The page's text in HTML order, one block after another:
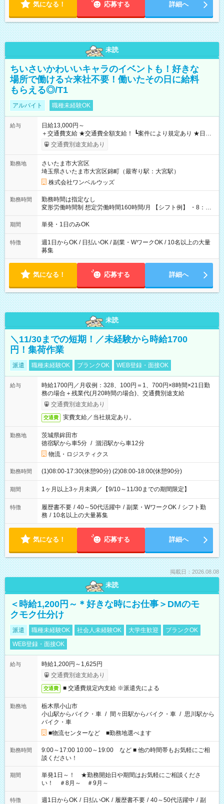
気になる！ 応募する 詳細へ
未読
ちいさいかわいいキャラのイベントも！好きな
場所で働ける☆来社不要！働いたその日に給料
もらえる◎/T1
アルバイト 職種未経験OK
給与
日給13,000円～
＋交通費支給 ★交通費全額支給！ ┗案件により規定あり ★日払
いOK！（規定あり） ┗働いたその日に現金GET♪ お仕事後はコ
ンビニATMから 日払い分を引き落とせます！ 【試用期間】試
交通費別途支給あり
勤務地
さいたま市大宮区
埼玉県さいたま市大宮区錦町（最寄り駅：大宮駅）
株式会社ワンベルウッズ
勤務時間
勤務時間は指定なし
変形労働時間制 想定労働時間160時間/月 【シフト例】 ・8：00
～21：00
期間 単発・1日のみOK
特徴
週1日からOK / 日払いOK / 副業・WワークOK / 10名以上の大量
募集
気になる！ 応募する 詳細へ
未読
＼11/30までの短期！／未経験から時給1700
円！集荷作業
派遣 職種未経験OK ブランクOK WEB登録・面接OK
給与
時給1700円／月収例：328、100円＝1、700円×8時間×21日勤
務の場合＋残業代(月20時間の場合)、交通費別途支給
交通費別途支給あり
交通費 実費支給／当社規定あり。
勤務地
茨城県鉾田市
徳宿駅から車5分 / 涸沼駅から車12分
物流・ロジスティクス
勤務時間 (1)08:00-17:30(休憩90分) (2)08:00-18:00(休憩90分)
期間 1ヶ月以上3ヶ月未満／【9/10～11/30までの期間限定】
特徴 履歴書不要 / 40～50代活躍中 / 副業・WワークOK / シフト勤
務 / 10名以上の大量募集
気になる！ 応募する 詳細へ
掲載日：2026.08.08
未読
＜時給1,200円～＊好きな時にお仕事＞DMのモ
クモク仕分け
派遣 職種未経験OK 社会人未経験OK 大学生歓迎
ブランクOK
WEB登録・面接OK
給与
時給1,200円～1,625円
交通費別途支給あり
交通費 ■ 交通費規定内支給 ※派遣先による
勤務地
栃木県小山市
小山駅からバイク・車 / 間々田駅からバイク・車 / 思川駅から
バイク・車
■物流センターなど ■勤務地選べます
勤務時間
9:00～17:00 10:00～19:00 など ■ 他の時間帯もお気軽にご相
談ください！
期間
単発1日～！ ★勤務開始日や期間はお気軽にご相談くださ
い！ ＃8月～ ＃9月～
特徴 週1日からOK / 日払いOK / 履歴書不要 / 40～50代活躍中 / 副